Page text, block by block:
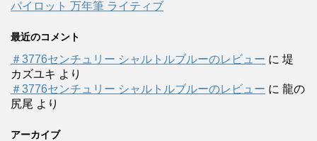
パイロット 万年筆 ライティブ
最近のコメント
＃3776センチュリー シャルトルブルーのレビュー に 堤
カズユキ より
＃3776センチュリー シャルトルブルーのレビュー に 龍の
尻尾 より
アーカイブ